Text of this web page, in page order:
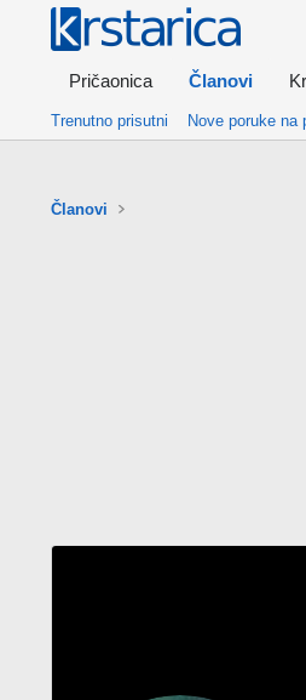
Pričaonica Članovi
Trenutno prisutni Nove poruke na
Članovi